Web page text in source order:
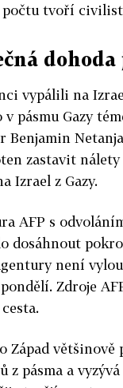
tvoří
vypálili na
v pásmu Gazy
Benjamin
zastavit nálety
Izrael z Gazy.
AFP s
dosáhnout
není
Zdroje
Západ
z pásma a